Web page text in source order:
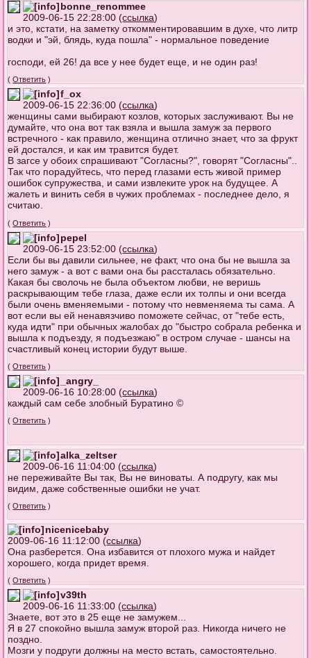
bonne_renommee
2009-06-15 22:28:00 (ссылка)
и это, кстати, на заметку откомментировавшим в духе, что литр
водки и "эй, блядь, куда пошла" - нормальное поведение
господи, ей 26! да все у нее будет еще, и не один раз!
(Ответить )
f_ox
2009-06-15 22:36:00 (ссылка)
женщины сами выбирают козлов, которых заслуживают. Вы не
думайте, что она вот так взяла и вышла замуж за первого
встречного - как правило, женщина отлично знает, что за фрукт
ей достался, и как им травится будет.
В загсе у обоих спрашивают "Согласны?", говорят "Согласны"..
Так что порадуйтесь, что перед глазами есть живой пример
ошибок супружества, и сами извлеките урок на будущее. А
жалеть и винить себя в чужих проблемах - последнее дело, я
считаю.
(Ответить )
pepel
2009-06-15 23:52:00 (ссылка)
Если бы вы давили сильнее, не факт, что она бы не вышла за
него замуж - а вот с вами она бы рассталась обязательно.
Какая бы сволочь не была объектом любви, не веришь
раскрывающим тебе глаза, даже если их толпы и они всегда
были очень вменяемыми - потому что невменяема ты сама. А
вот если вы ей ненавязчиво поможете сейчас, от "тебе есть,
куда идти" при обычных жалобах до "быстро собрала ребенка и
вышла к подъезду, я подъезжаю" в остром случае - шансы на
счастливый конец истории будут выше.
(Ответить )
_angry_
2009-06-16 10:28:00 (ссылка)
каждый сам себе злобный Буратино ©
(Ответить )
alka_zeltser
2009-06-16 11:04:00 (ссылка)
не переживайте Вы так, Вы не виноваты. А подругу, как мы
видим, даже собственные ошибки не учат.
(Ответить )
nicenicebaby
2009-06-16 11:12:00 (ссылка)
Она разберется. Она избавится от плохого мужа и найдет
хорошего, когда придет время.
(Ответить )
v39th
2009-06-16 11:33:00 (ссылка)
Знаете, вот это в 25 еще не замужем...
Я в 27 спокойно вышла замуж второй раз. Никогда ничего не
поздно.
Мозги у подруги должны на место встать, самостоятельно.